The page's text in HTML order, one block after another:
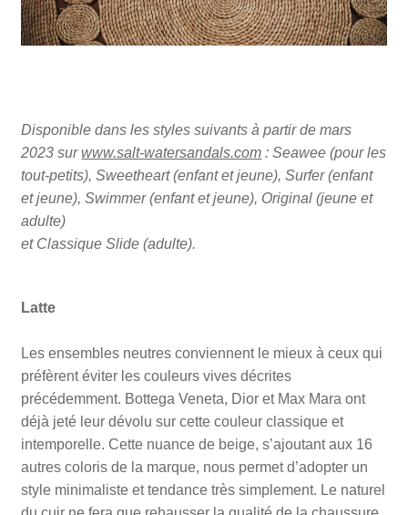
Disponible dans les styles suivants à partir de mars
2023 surwww.salt-watersandals.com : Seawee (pour les
tout-petits), Sweetheart (enfant et jeune), Surfer (enfant
et jeune), Swimmer (enfant et jeune), Original (jeune et
adulte)
et Classique Slide (adulte).
Latte
Les ensembles neutres conviennent le mieux à ceux qui
préfèrent éviter les couleurs vives décrites
précédemment. Bottega Veneta, Dior et Max Mara ont
déjà jeté leur dévolu sur cette couleur classique et
intemporelle. Cette nuance de beige, s’ajoutant aux 16
autres coloris de la marque, nous permet d’adopter un
style minimaliste et tendance très simplement. Le naturel